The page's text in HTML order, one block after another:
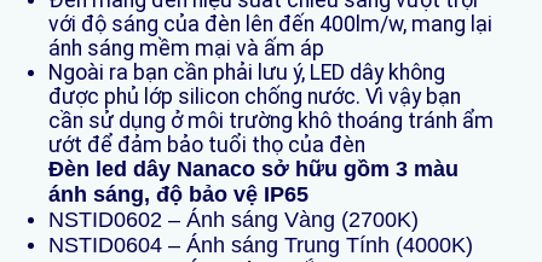
với độ sáng của đèn lên đến 400lm/w, mang lại
ánh sáng mềm mại và ấm áp
Ngoài ra bạn cần phải lưu ý, LED dây không
được phủ lớp silicon chống nước. Vì vậy bạn
cần sử dụng ở môi trường khô thoáng tránh ẩm
ướt để đảm bảo tuổi thọ của đèn
Đèn led dây Nanaco sở hữu gồm 3 màu
ánh sáng, độ bảo vệ IP65
NSTID0602 – Ánh sáng Vàng (2700K)
NSTID0604 – Ánh sáng Trung Tính (4000K)